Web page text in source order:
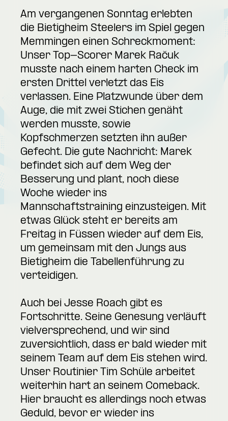
Am vergangenen Sonntag erlebten
die Bietigheim Steelers im Spiel gegen
Memmingen einen Schreckmoment:
Unser Top-Scorer Marek Račuk
musste nach einem harten Check im
ersten Drittel verletzt das Eis
verlassen. Eine Platzwunde über dem
Auge, die mit zwei Stichen genäht
werden musste, sowie
Kopfschmerzen setzten ihn außer
Gefecht. Die gute Nachricht: Marek
befindet sich auf dem Weg der
Besserung und plant, noch diese
Woche wieder ins
Mannschaftstraining einzusteigen. Mit
etwas Glück steht er bereits am
Freitag in Füssen wieder auf dem Eis,
um gemeinsam mit den Jungs aus
Bietigheim die Tabellenführung zu
verteidigen.
Auch bei Jesse Roach gibt es
Fortschritte. Seine Genesung verläuft
vielversprechend, und wir sind
zuversichtlich, dass er bald wieder mit
seinem Team auf dem Eis stehen wird.
Unser Routinier Tim Schüle arbeitet
weiterhin hart an seinem Comeback.
Hier braucht es allerdings noch etwas
Geduld, bevor er wieder ins